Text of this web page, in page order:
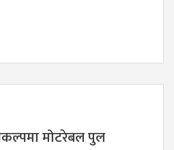
मोटरेबल पुल